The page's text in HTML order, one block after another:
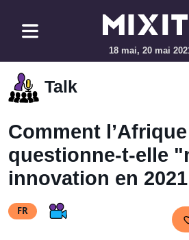
18 mai, 20 mai
Talk
Comment l’Afrique
questionne-t-elle
innovation en
FR